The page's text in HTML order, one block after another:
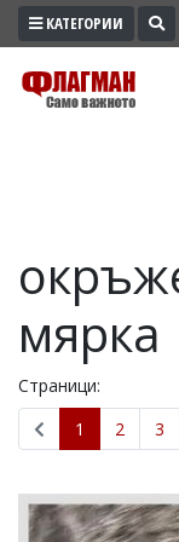
ПРОМО
ЗОНА
ЗДРАВЕ
ПОЛИТИКА
ОБЩЕСТВО
ЛАЙФСТАЙЛ
КАТЕГОРИИ
мярка
Страници:
1
2 3